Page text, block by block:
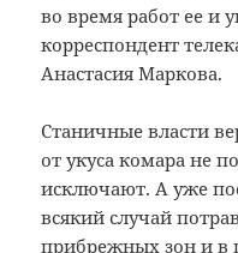
во время работ ее и
корреспондент
Анастасия Маркова.
Станичные власти
от укуса комара не
исключают. А уже
всякий случай
прибрежных зон и в